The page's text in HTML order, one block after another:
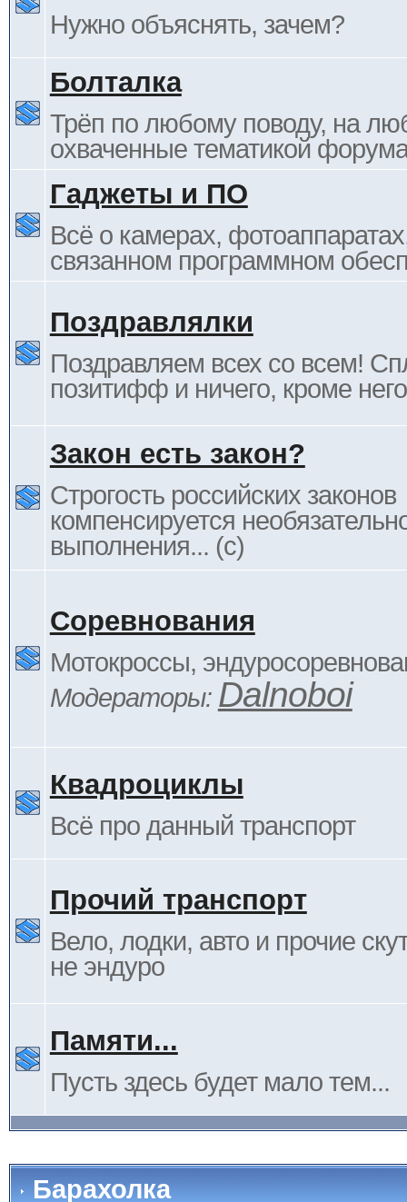
Нужно объяснять, зачем?
Болталка
Трёп по любому поводу, на
охваченные тематикой
Гаджеты и ПО
Всё о камерах,
связанном программном
Поздравлялки
Поздравляем всех со всем!
позитифф и ничего, кроме
Закон есть закон?
Строгость российских законов
компенсируется
выполнения... (c)
Соревнования
Мотокроссы,
Модераторы: Dalnoboi
Квадроциклы
Всё про данный транспорт
Прочий транспорт
Вело, лодки, авто и прочие
не эндуро
Памяти...
Пусть здесь будет мало тем...
Барахолка